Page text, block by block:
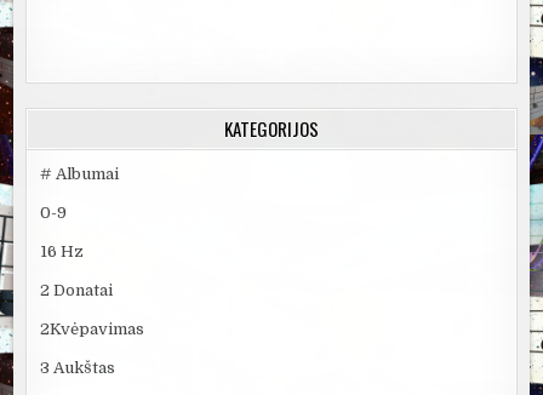
KATEGORIJOS
# Albumai
0-9
16 Hz
2 Donatai
2Kvėpavimas
3 Aukštas